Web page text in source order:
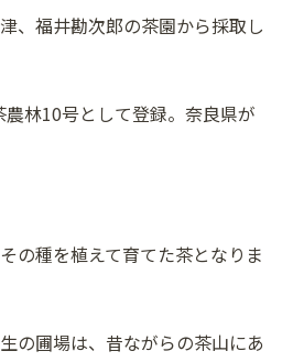
、福井勘次郎の茶園から採取し
林10号として登録。奈良県が
の種を植えて育てた茶となりま
の圃場は、昔ながらの茶山にあ